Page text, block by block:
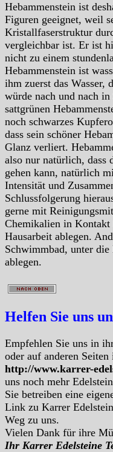
Hebammenstein ist
Figuren geeignet, weil
Kristallfaserstruktur
vergleichbar ist. Er ist
nicht zu einem
Hebammenstein ist
ihm zuerst das Wasser,
würde nach und nach
sattgrünen
noch schwarzes
dass sein schöner
Glanz verliert.
also nur natürlich, dass
gehen kann, natürlich
Intensität und
Schlussfolgerung
gerne mit
Chemikalien in
Hausarbeit ablegen.
Schwimmbad, unter
ablegen.
Helfen Sie uns
Empfehlen Sie uns in
oder auf anderen
http://www.karrer-
uns noch mehr
Sie betreiben eine
Link zu Karrer
Weg zu uns.
Vielen Dank für ihre
Ihr Karrer Edelsteine